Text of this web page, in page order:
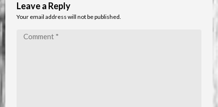
Leave a Reply
Your email address will not be published.
Comment